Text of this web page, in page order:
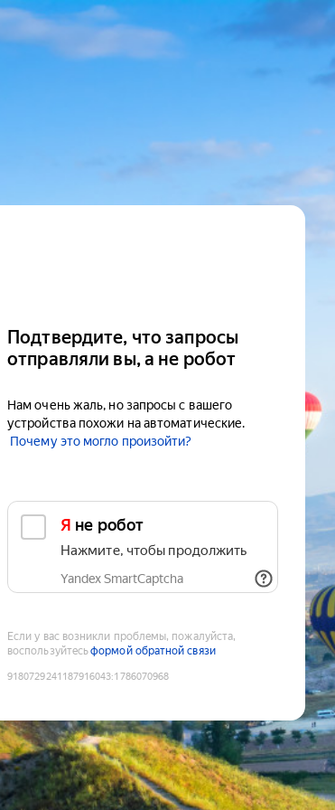
Подтвердите, что запросы
отправляли вы, а не робот
Нам очень жаль, но запросы с вашего
устройства похожи на автоматические.
Почему это могло произойти?
Я не робот
Нажмите, чтобы продолжить
Yandex SmartCaptcha
Если у вас возникли проблемы, пожалуйста,
воспользуйтесьформой обратной связи
9180729241187916043:1786070968